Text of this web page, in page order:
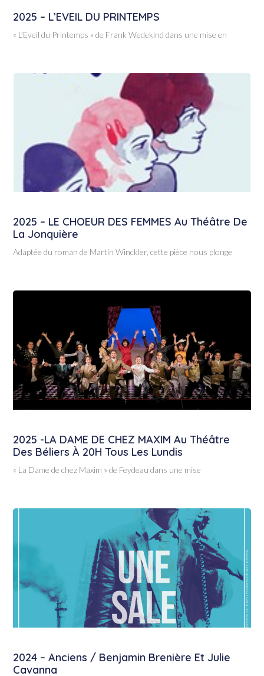
2025 – L’EVEIL DU PRINTEMPS
« L’Eveil du Printemps » de Frank Wedekind dans une mise en
2025 – LE CHOEUR DES FEMMES Au Théâtre De
La Jonquière
Adaptée du roman de Martin Winckler, cette pièce nous plonge
2025 -LA DAME DE CHEZ MAXIM Au Théâtre
Des Béliers À 20H Tous Les Lundis
« La Dame de chez Maxim » de Feydeau dans une mise
2024 – Anciens / Benjamin Brenière Et Julie
Cavanna